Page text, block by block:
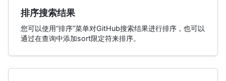
排序搜索结果
您可以使用“排序”菜单对GitHub搜索结果进行排序，也可以
通过在查询中添加sort限定符来排序。